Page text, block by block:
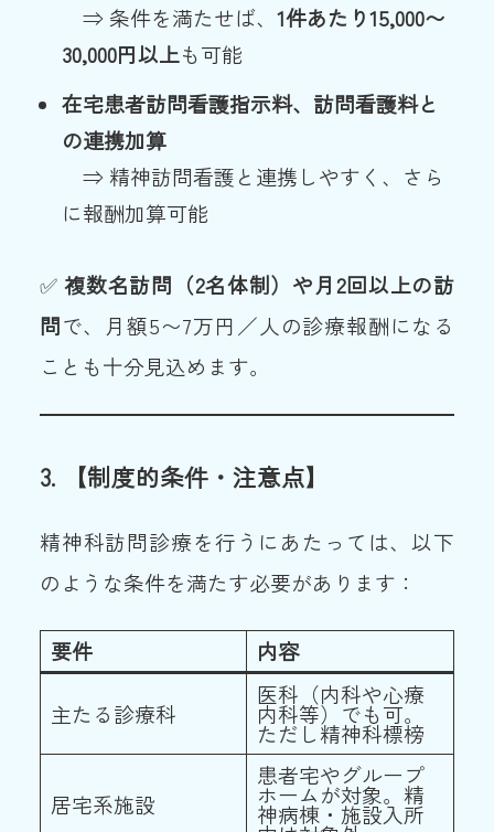
⇒ 条件を満たせば、 1件あたり15,000〜
30,000円以上も可能
在宅患者訪問看護指示料、訪問看護料と
の連携加算
⇒ 精神訪問看護と連携しやすく、さら
に報酬加算可能
✅複数名訪問（2名体制）や月2回以上の訪
問で、月額5〜7万円／人の診療報酬になる
ことも十分見込めます。
3. 【制度的条件・注意点】
精神科訪問診療を行うにあたっては、以下
のような条件を満たす必要があります：
要件 内容
主たる診療科
医科（内科や心療
内科等）でも可。
ただし精神科標榜
居宅系施設
患者宅やグループ
ホームが対象。精
神病棟・施設入所